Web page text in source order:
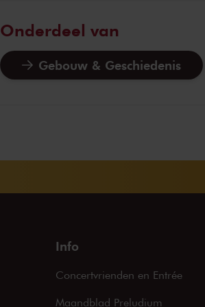
Onderdeel van
Gebouw & Geschiedenis
Info
Concertvrienden en Entrée
Maandblad Preludium